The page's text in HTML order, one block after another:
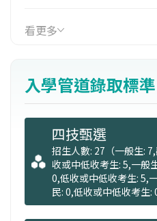
控制與實習」、「
實習」、「感測元件原
面監控」、「AI人工智
「Raspberry Pi IoT 物
實務應用」、「電腦視
定)。另開設工程應用
程，畢業需取得128學
業實習(依課程規劃安排
看更多
入學管道錄取標準
四技甄選
招生人數: 27（一般生:
收或中低收考生: 5,一般
0,低收或中低收考生: 5,
民: 0,低收或中低收考生: 0